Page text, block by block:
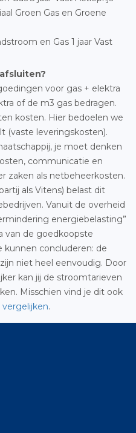
Groen Gas en Groene
en Gas 1 jaar Vast
voor gas + elektra
of de m3 gas bedragen.
kosten. Hier bedoelen we
(vaste leveringskosten).
je moet denken
communicatie en
zaken als netbeheerkosten.
als Vitens) belast dit
Vanuit de overheid
energiebelasting”
van de goedkoopste
kunnen concluderen: de
niet heel eenvoudig. Door
kan jij de stroomtarieven
Misschien vind je dit ook
.